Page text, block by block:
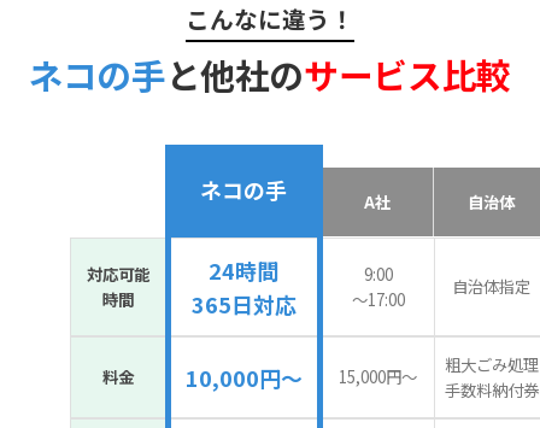
こんなに違う！
ネコの手と他社のサービス比較
ネコの手 A社 自治体
対応可能
時間
24時間
365日対応
9:00
〜17:00
自治体指定
料金 10,000円～ 15,000円〜
粗大ごみ処理
手数料納付券